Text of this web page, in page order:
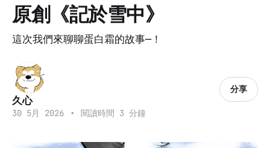
原創《記於雪中》
這次我們來聊聊蛋白霜的故事—！
久心
30 5月 2026 • 閱讀時間 3 分鐘
分享